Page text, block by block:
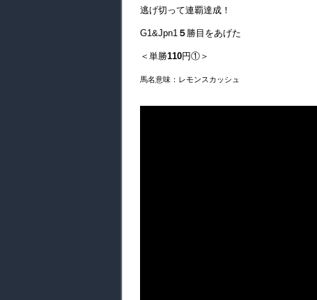
逃げ切って連覇達成！
G1&Jpn1 ５ 勝目をあげた
＜単勝110円①＞
馬名意味：レモンスカッシュ